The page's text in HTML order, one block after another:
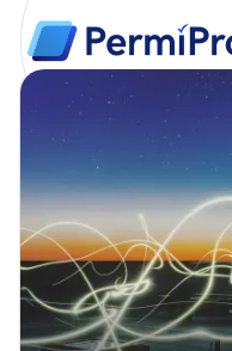
16 jun 2026